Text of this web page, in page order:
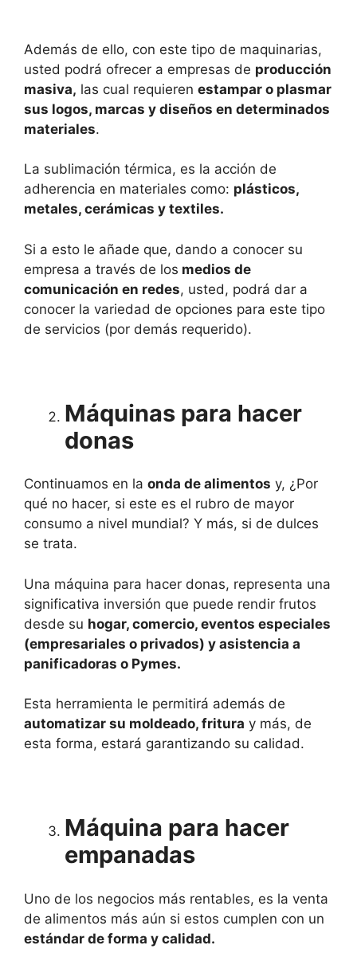
Además de ello, con este tipo de maquinarias,
usted podrá ofrecer a empresas de producción
masiva, las cual requieren estampar o plasmar
sus logos, marcas y diseños en determinados
materiales.
La sublimación térmica, es la acción de
adherencia en materiales como: plásticos,
metales, cerámicas y textiles.
Si a esto le añade que, dando a conocer su
empresa a través de los medios de
comunicación en redes, usted, podrá dar a
conocer la variedad de opciones para este tipo
de servicios (por demás requerido).
Máquinas para hacer
donas
Continuamos en la onda de alimentos y, ¿Por
qué no hacer, si este es el rubro de mayor
consumo a nivel mundial? Y más, si de dulces
se trata.
Una máquina para hacer donas, representa una
significativa inversión que puede rendir frutos
desde su hogar, comercio, eventos especiales
(empresariales o privados) y asistencia a
panificadoras o Pymes.
Esta herramienta le permitirá además de
automatizar su moldeado, fritura y más, de
esta forma, estará garantizando su calidad.
Máquina para hacer
empanadas
Uno de los negocios más rentables, es la venta
de alimentos más aún si estos cumplen con un
estándar de forma y calidad.